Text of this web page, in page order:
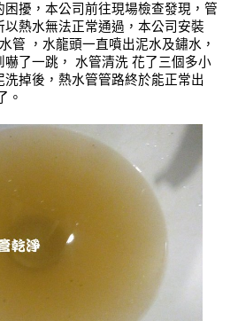
擾，本公司前往現場檢查發現，管
熱水無法正常通過，本公司安裝
管 ，水龍頭一直噴出泥水及鏽水，
了一跳， 水管清洗 花了三個多小
洗掉後，熱水管管路終於能正常出
。